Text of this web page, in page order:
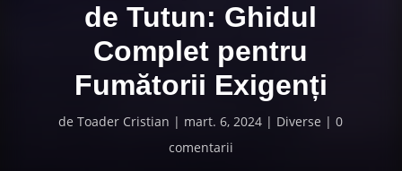
de Tutun: Ghidul
Complet pentru
Fumătorii Exigenți
deToader Cristian mart. 6, 2024 Diverse
0
comentarii